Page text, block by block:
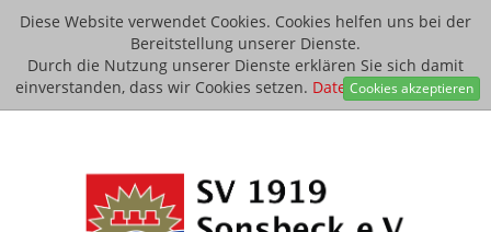
Diese Website verwendet Cookies. Cookies helfen uns bei der
Bereitstellung unserer Dienste.
Durch die Nutzung unserer Dienste erklären Sie sich damit
einverstanden, dass wir Cookies setzen. Datenschutzerklärung
Cookies akzeptieren